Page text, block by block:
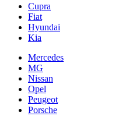
Cupra
Fiat
Hyundai
Kia
Mercedes
MG
Nissan
Opel
Peugeot
Porsche